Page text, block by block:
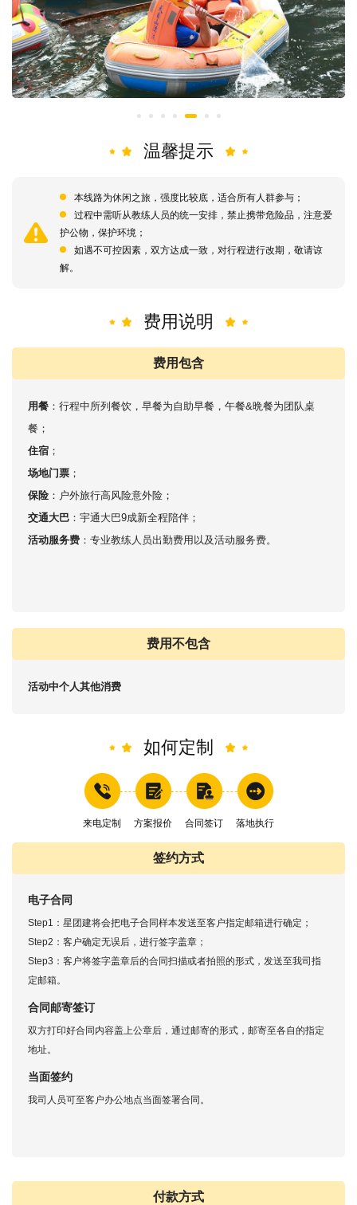
温馨提示
本线路为休闲之旅，强度比较底，适合所有人群参与；
过程中需听从教练人员的统一安排，禁止携带危险品，注意爱
护公物，保护环境；
如遇不可控因素，双方达成一致，对行程进行改期，敬请谅
解。
费用说明
费用包含
用餐 ：行程中所列餐饮，早餐为自助早餐，午餐&晩餐为团队桌
餐；
住宿 ；
场地门票 ；
保险 ：户外旅行高风险意外险；
交通大巴 ：宇通大巴9成新全程陪伴；
活动服务费 ：专业教练人员出勤费用以及活动服务费。
费用不包含
活动中个人其他消费
如何定制
来电定制 方案报价 合同签订 落地执行
签约方式
电子合同
Step1：星团建将会把电子合同样本发送至客户指定邮箱进行确定；
Step2：客户确定无误后，进行签字盖章；
Step3：客户将签字盖章后的合同扫描或者拍照的形式，发送至我司指
定邮箱。
合同邮寄签订
双方打印好合同内容盖上公章后，通过邮寄的形式，邮寄至各自的指定
地址。
当面签约
我司人员可至客户办公地点当面签署合同。
付款方式